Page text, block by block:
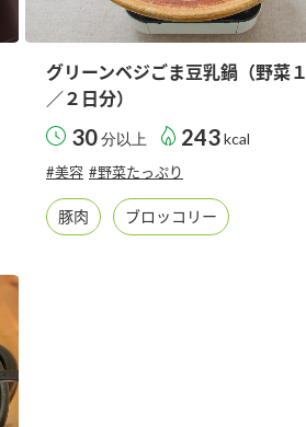
グリーンベジごま豆乳鍋（野菜１
／２日分）
30分以上 243kcal
#美容 #野菜たっぷり
豚肉 ブロッコリー